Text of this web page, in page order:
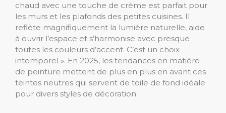
chaud avec une touche de crème est parfait pour
les murs et les plafonds des petites cuisines. Il
reflète magnifiquement la lumière naturelle, aide
à ouvrir l’espace et s’harmonise avec presque
toutes les couleurs d’accent. C’est un choix
intemporel ». En 2025, les tendances en matière
de peinture mettent de plus en plus en avant ces
teintes neutres qui servent de toile de fond idéale
pour divers styles de décoration.